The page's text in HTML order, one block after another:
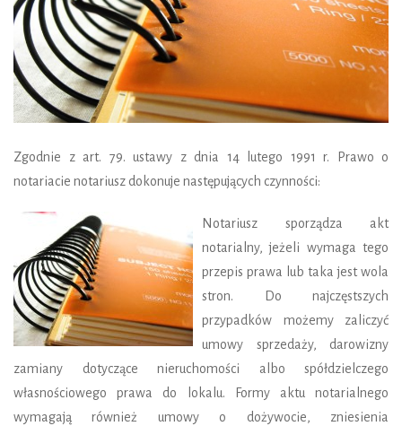
Zgodnie z art. 79. ustawy z dnia 14 lutego 1991 r. Prawo o
notariacie notariusz dokonuje następujących czynności:
Notariusz sporządza akt
notarialny, jeżeli wymaga tego
przepis prawa lub taka jest wola
stron. Do najczęstszych
przypadków możemy zaliczyć
umowy sprzedaży, darowizny
zamiany dotyczące nieruchomości albo spółdzielczego
własnościowego prawa do lokalu. Formy aktu notarialnego
wymagają również umowy o dożywocie, zniesienia